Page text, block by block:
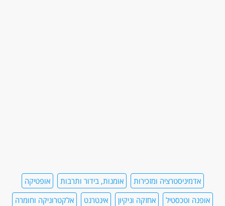
אדמיניסטרציה ומזכירות אומנות, בידור ותרבות
אופטיקה
אופנה וטכסטיל
אחזקה וניקיון אינטרנט
אלקטרוניקה וחומרה